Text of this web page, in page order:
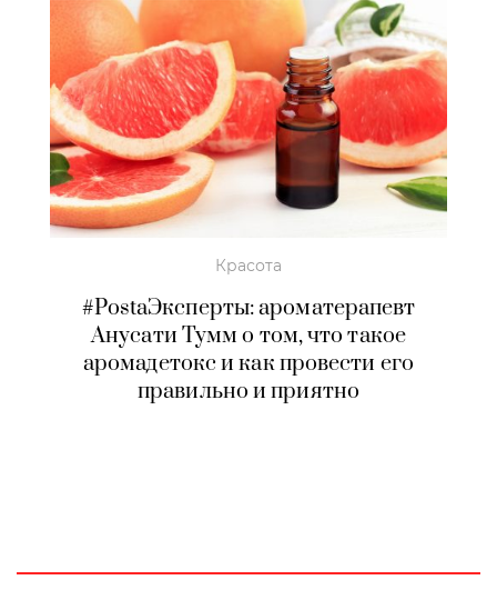
Красота
#PostaЭксперты: ароматерапевт
Анусати Тумм о том, что такое
аромадетокс и как провести его
правильно и приятно